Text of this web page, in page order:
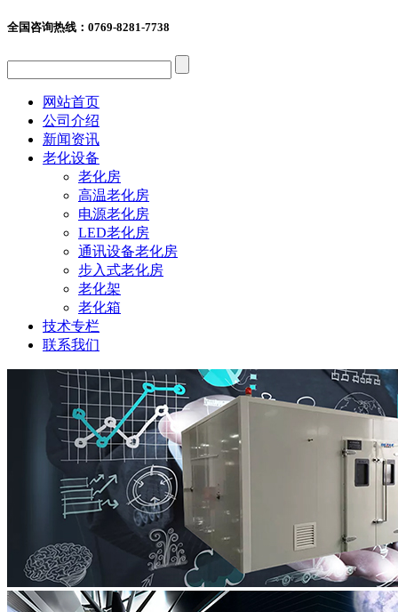
全国咨询热线： 0769-8281-7738
网站首页
公司介绍
新闻资讯
老化设备
老化房
高温老化房
电源老化房
LED老化房
通讯设备老化房
步入式老化房
老化架
老化箱
技术专栏
联系我们